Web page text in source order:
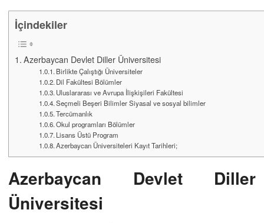
İçindekiler
Azerbaycan Devlet Diller Üniversitesi
Birlikte Çalıştığı Üniversiteler
Dil Fakültesi Bölümler
Uluslararası ve Avrupa İlişkişileri Fakültesi
Seçmeli Beşeri Bilimler Siyasal ve sosyal bilimler
Tercümanlık
Okul programları Bölümler
Lisans Üstü Program
Azerbaycan Üniversiteleri Kayıt Tarihleri;
Azerbaycan Devlet Diller
Üniversitesi